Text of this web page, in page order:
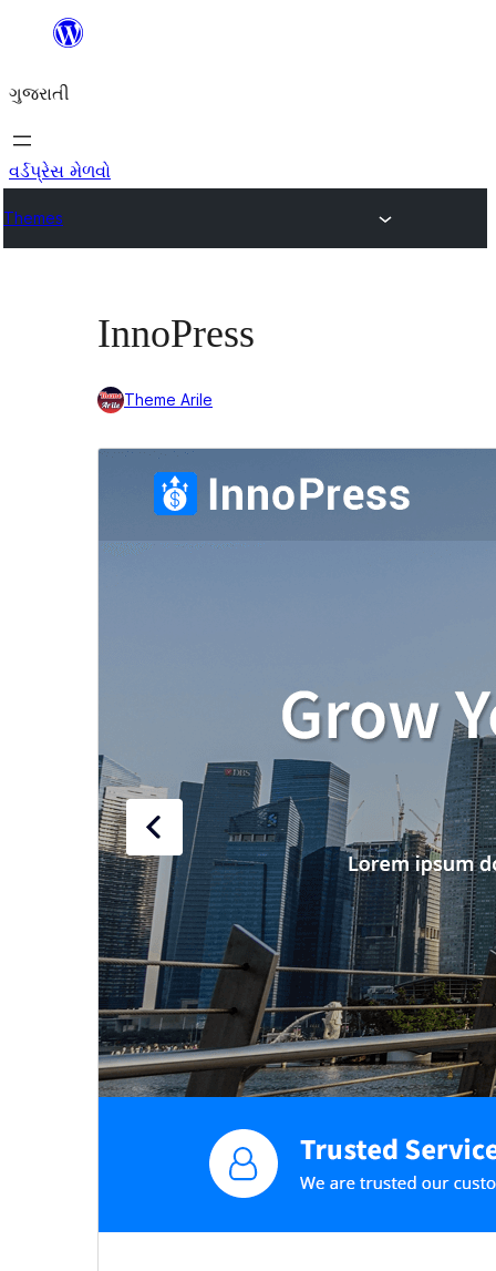
કંટેન્ટ(લખાણ)
જાઓ
ગુજરાતી
વર્ડપ્રેસ મેળવો
Themes
InnoPress
Theme Arile